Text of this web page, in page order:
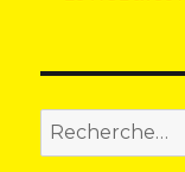
pour
: